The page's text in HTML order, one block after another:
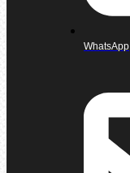
WhatsApp